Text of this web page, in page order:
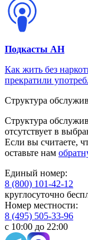
Подкасты АН
Как жить без
прекратили
Структура
Структура
отсутствует в
Если вы считаете,
оставьте нам
Единый номер:
8 (800) 101-42-12
круглосуточно
Номер местности:
8 (495) 505-33-96
с 10:00 до 22:00